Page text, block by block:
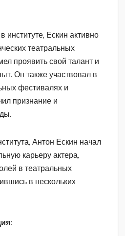
институте, Ескин активно
театральных
проявить свой талант и
Он также участвовал в
фестивалях и
признание и
Антон Ескин начал
карьеру актера,
в театральных
в нескольких